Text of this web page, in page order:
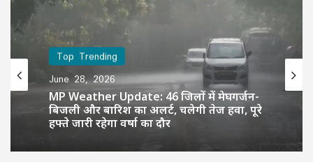
Top Trending
June 28, 2026
MP Weather Update: 46 जिलों में मेघगर्जन-
बिजली और बारिश का अलर्ट, चलेगी तेज हवा, पूरे
हफ्ते जारी रहेगा वर्षा का दौर